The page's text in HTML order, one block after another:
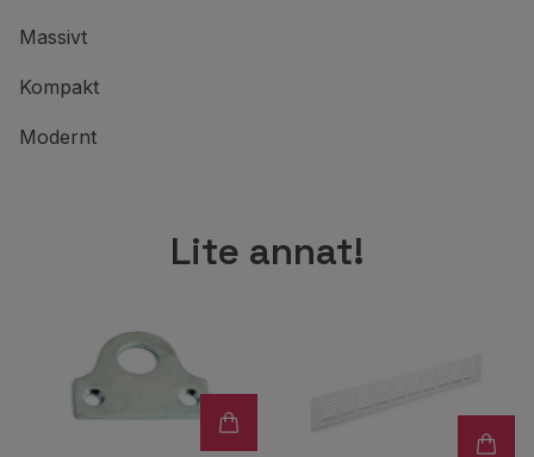
Massivt
Kompakt
Modernt
Lite annat!